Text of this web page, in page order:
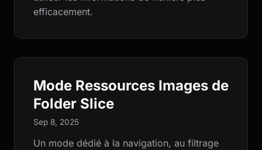
efficacement.
Mode Ressources Images de
Folder Slice
Sep 8, 2025
Un mode dédié à la navigation, au filtrage